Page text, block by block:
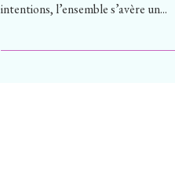
intentions, l’ensemble s’avère un...